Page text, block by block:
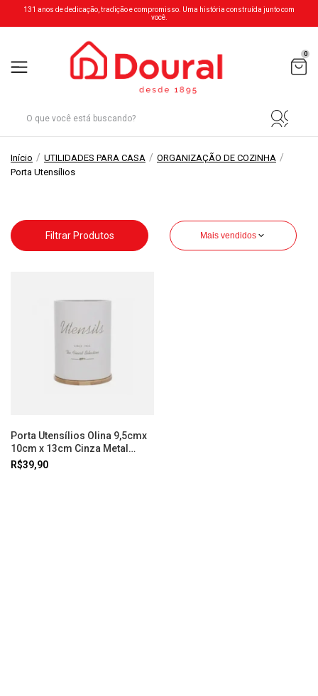
131 anos de dedicação, tradição e compromisso. Uma história construída junto com
você.
0
Início / UTILIDADES PARA CASA / ORGANIZAÇÃO DE COZINHA /
Porta Utensílios
Filtrar Produtos Mais vendidos
Porta Utensílios Olina 9,5cmx
10cm x 13cm Cinza Metal
Wolff
R$39,90